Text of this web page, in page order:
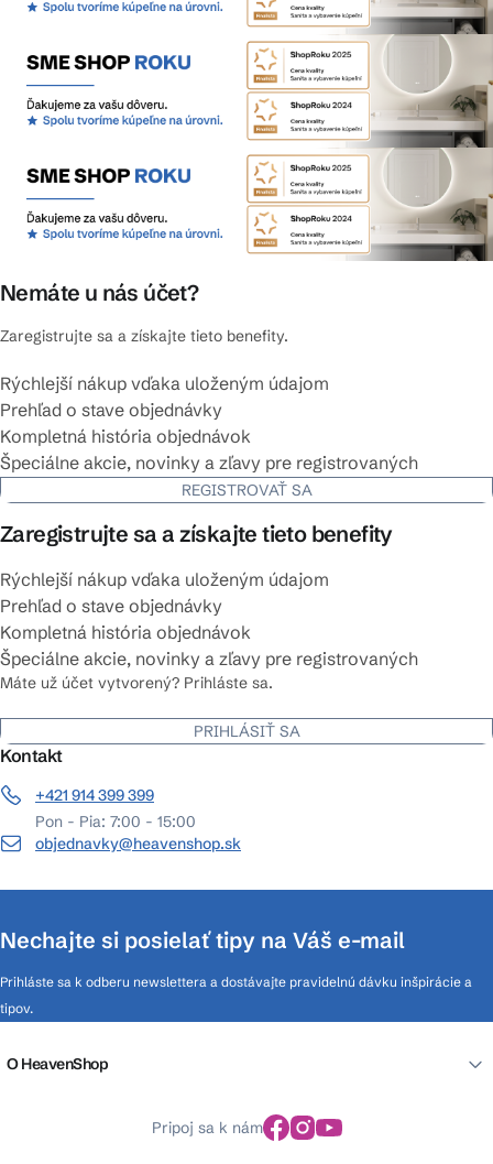
Nemáte u nás účet?
Zaregistrujte sa a získajte tieto benefity.
Rýchlejší nákup vďaka uloženým údajom
Prehľad o stave objednávky
Kompletná história objednávok
Špeciálne akcie, novinky a zľavy pre registrovaných
REGISTROVAŤ SA
Zaregistrujte sa a získajte tieto benefity
Rýchlejší nákup vďaka uloženým údajom
Prehľad o stave objednávky
Kompletná história objednávok
Špeciálne akcie, novinky a zľavy pre registrovaných
Máte už účet vytvorený? Prihláste sa.
PRIHLÁSIŤ SA
Kontakt
+421 914 399 399
Pon - Pia: 7:00 - 15:00
objednavky@heavenshop.sk
Nechajte si posielať tipy na Váš e-mail
Prihláste sa k odberu newslettera a dostávajte pravidelnú dávku inšpirácie a
tipov.
O HeavenShop
Pripoj sa k nám